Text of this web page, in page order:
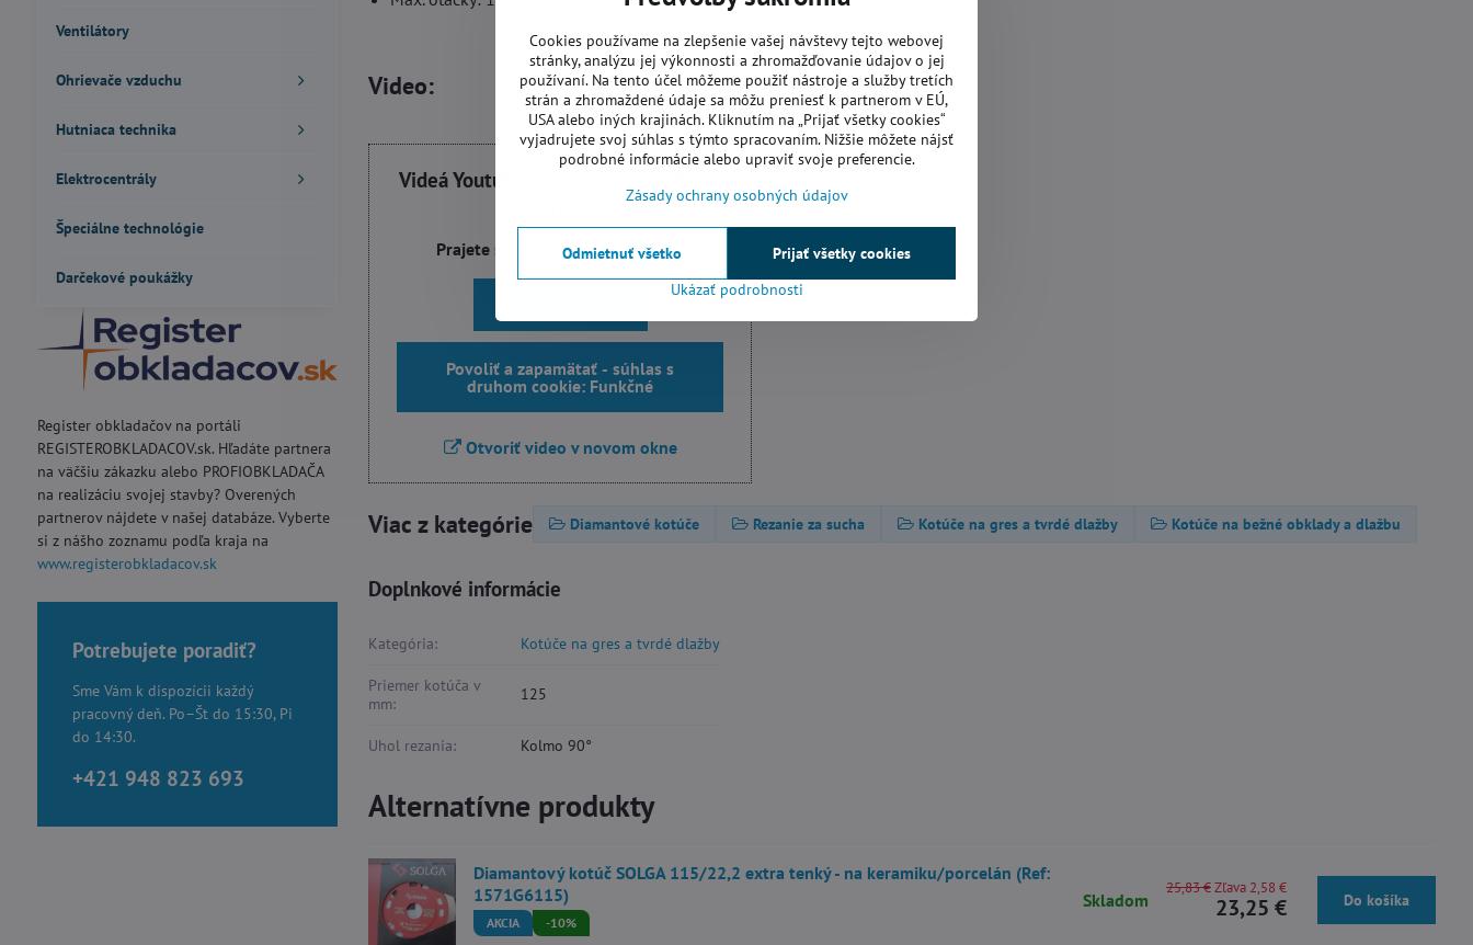
Video:
Videá Youtube sú blokované Voľbami
Prajete si načítať Youtube video?
Povoliť a zapamätať - súhlas s
druhom cookie: Funkčné
Otvoriť video v novom okne
Viac z kategórie Diamantové kotúče Rezanie za sucha Kotúče na gres a tvrdé dlažby Kotúče na bežné obklady a dlažbu
Doplnkové informácie
Kategória: Kotúče na gres a tvrdé dlažby
Priemer kotúča v
mm:
125
Uhol rezania: Kolmo 90°
Alternatívne produkty
Diamantový kotúč SOLGA 115/22,2 extra tenký - na keramiku/porcelán (Ref:
1571G6115)
AKCIA -10%
Skladom 23,25 €
25,83 €Zľava 2,58 €
Do košíka
Ventilátory
Ohrievače vzduchu
Hutniaca technika
Elektrocentrály
Špeciálne technológie
Darčekové poukážky
Register obkladačov na portáli
REGISTEROBKLADACOV.sk. Hľadáte partnera
na väčšiu zákazku alebo PROFIOBKLADAČA
na realizáciu svojej stavby? Overených
partnerov nájdete v našej databáze. Vyberte
si z nášho zoznamu podľa kraja na
www.registerobkladacov.sk
Potrebujete poradiť?
Sme Vám k dispozícii každý
pracovný deň. Po–Št do 15:30, Pi
do 14:30.
+421 948 823 693
Cookies používame na zlepšenie vašej návštevy tejto webovej
stránky, analýzu jej výkonnosti a zhromažďovanie údajov o jej
používaní. Na tento účel môžeme použiť nástroje a služby tretích
strán a zhromaždené údaje sa môžu preniesť k partnerom v EÚ,
USA alebo iných krajinách. Kliknutím na „Prijať všetky cookies“
vyjadrujete svoj súhlas s týmto spracovaním. Nižšie môžete nájsť
podrobné informácie alebo upraviť svoje preferencie.
Zásady ochrany osobných údajov
Ukázať podrobnosti
Prijať všetky cookies
Odmietnuť všetko